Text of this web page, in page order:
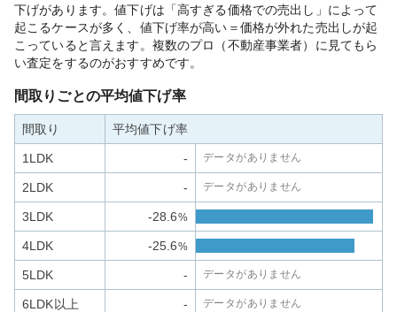
下げがあります。値下げは「高すぎる価格での売出し」によって
起こるケースが多く、値下げ率が高い＝価格が外れた売出しが起
こっていると言えます。複数のプロ（不動産事業者）に見てもら
い査定をするのがおすすめです。
間取りごとの平均値下げ率
間取り 平均値下げ率
1LDK - データがありません
2LDK - データがありません
3LDK -28.6%
4LDK -25.6%
5LDK - データがありません
6LDK以上 - データがありません